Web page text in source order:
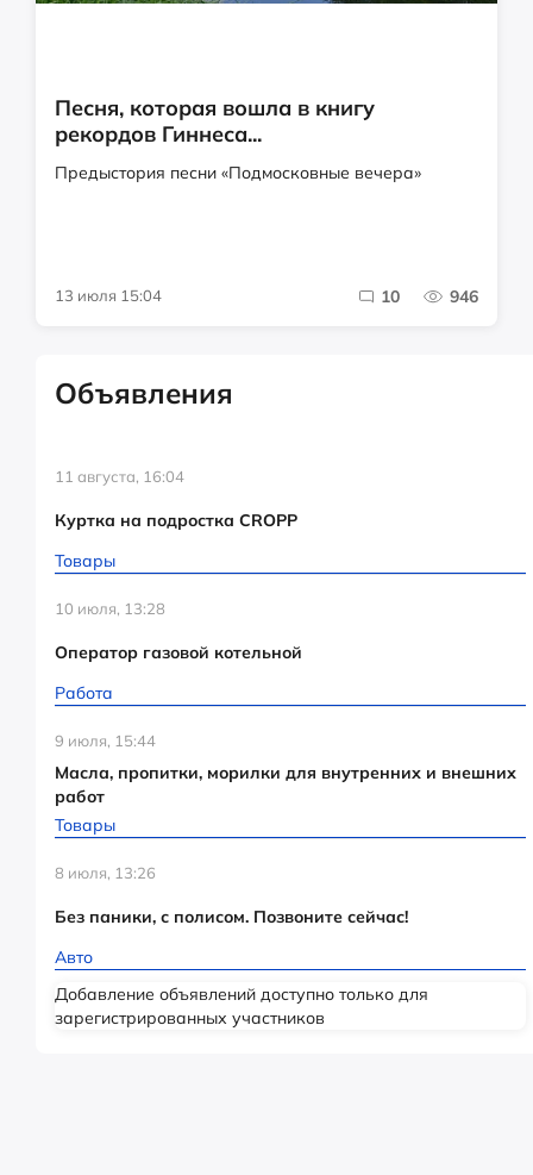
Песня, которая вошла в книгу
рекордов Гиннеса...
Предыстория песни «Подмосковные вечера»
13 июля 15:04 10 946
Объявления
11 августа, 16:04
Куртка на подростка CROPP
Товары
10 июля, 13:28
Оператор газовой котельной
Работа
9 июля, 15:44
Масла, пропитки, морилки для внутренних и внешних
работ
Товары
8 июля, 13:26
Без паники, с полисом. Позвоните сейчас!
Авто
Добавление объявлений доступно только для
зарегистрированных участников